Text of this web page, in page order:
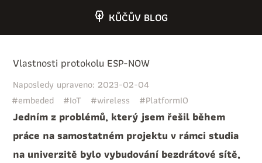
KŮČŮV BLOG
Vlastnosti protokolu ESP-NOW
Naposledy upraveno: 2023-02-04
#embeded
#IoT #wireless #PlatformIO
Jedním z problémů, který jsem řešil během
práce na samostatném projektu v rámci studia
na univerzitě bylo vybudování bezdrátové sítě,